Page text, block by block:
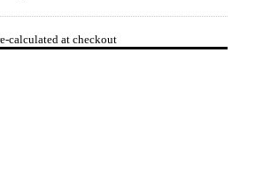
calculated at checkout